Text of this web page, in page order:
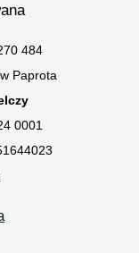
484
Paprota
0001